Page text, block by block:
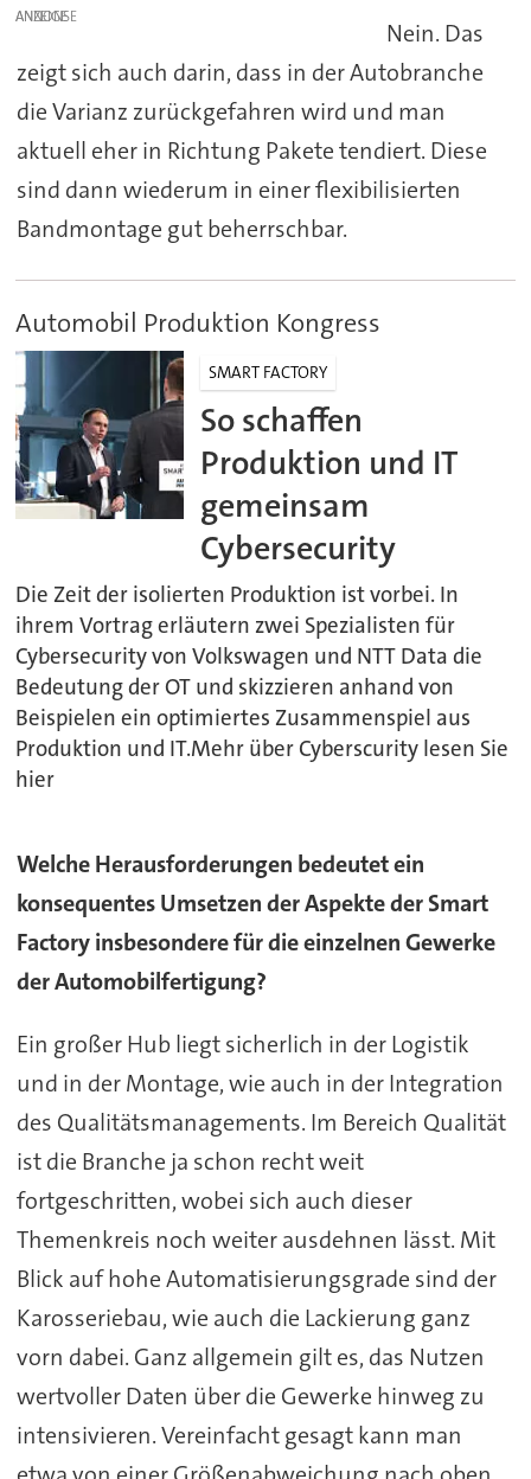
ANZEIGE
Nein. Das
zeigt sich auch darin, dass in der Autobranche
die Varianz zurückgefahren wird und man
aktuell eher in Richtung Pakete tendiert. Diese
sind dann wiederum in einer flexibilisierten
Bandmontage gut beherrschbar.
Automobil Produktion Kongress
SMART FACTORY
So schaffen
Produktion und IT
gemeinsam
Cybersecurity
Die Zeit der isolierten Produktion ist vorbei. In
ihrem Vortrag erläutern zwei Spezialisten für
Cybersecurity von Volkswagen und NTT Data die
Bedeutung der OT und skizzieren anhand von
Beispielen ein optimiertes Zusammenspiel aus
Produktion und IT.Mehr über Cyberscurity lesen Sie
hier
Welche Herausforderungen bedeutet ein
konsequentes Umsetzen der Aspekte der Smart
Factory insbesondere für die einzelnen Gewerke
der Automobilfertigung?
Ein großer Hub liegt sicherlich in der Logistik
und in der Montage, wie auch in der Integration
des Qualitätsmanagements. Im Bereich Qualität
ist die Branche ja schon recht weit
fortgeschritten, wobei sich auch dieser
Themenkreis noch weiter ausdehnen lässt. Mit
Blick auf hohe Automatisierungsgrade sind der
Karosseriebau, wie auch die Lackierung ganz
vorn dabei. Ganz allgemein gilt es, das Nutzen
wertvoller Daten über die Gewerke hinweg zu
intensivieren. Vereinfacht gesagt kann man